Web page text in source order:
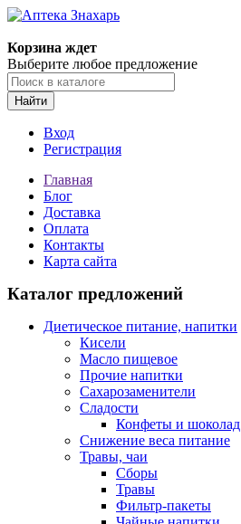
Корзина ждет
Выберите любое предложение
Найти
Вход
Регистрация
Главная
Блог
Доставка
Оплата
Контакты
Карта сайта
Каталог предложений
Диетическое питание, напитки
Кисели
Масло пищевое
Прочие напитки
Сахарозаменители
Сладости
Конфеты и шоколад
Снижение веса питание
Травы, чаи
Сборы
Травы
Фильтр-пакеты